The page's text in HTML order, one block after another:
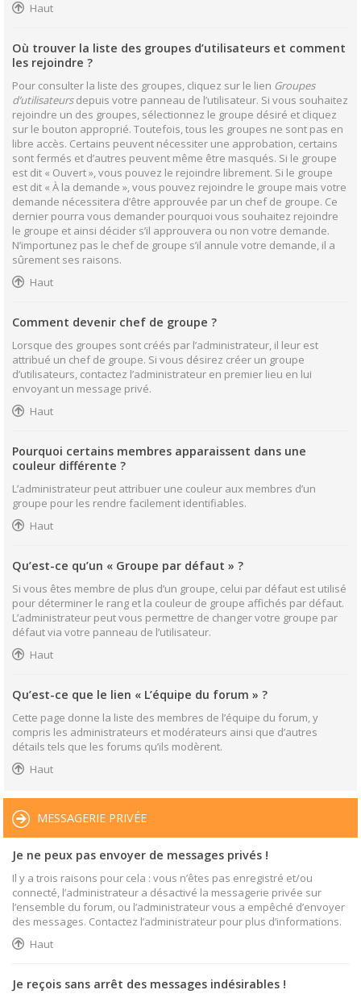
Haut
Où trouver la liste des groupes d’utilisateurs et comment
les rejoindre ?
Pour consulter la liste des groupes, cliquez sur le lien Groupes
d’utilisateursdepuis votre panneau de l’utilisateur. Si vous souhaitez
rejoindre un des groupes, sélectionnez le groupe désiré et cliquez
sur le bouton approprié. Toutefois, tous les groupes ne sont pas en
libre accès. Certains peuvent nécessiter une approbation, certains
sont fermés et d’autres peuvent même être masqués. Si le groupe
est dit « Ouvert », vous pouvez le rejoindre librement. Si le groupe
est dit « À la demande », vous pouvez rejoindre le groupe mais votre
demande nécessitera d’être approuvée par un chef de groupe. Ce
dernier pourra vous demander pourquoi vous souhaitez rejoindre
le groupe et ainsi décider s’il approuvera ou non votre demande.
N’importunez pas le chef de groupe s’il annule votre demande, il a
sûrement ses raisons.
Haut
Comment devenir chef de groupe ?
Lorsque des groupes sont créés par l’administrateur, il leur est
attribué un chef de groupe. Si vous désirez créer un groupe
d’utilisateurs, contactez l’administrateur en premier lieu en lui
envoyant un message privé.
Haut
Pourquoi certains membres apparaissent dans une
couleur différente ?
L’administrateur peut attribuer une couleur aux membres d’un
groupe pour les rendre facilement identifiables.
Haut
Qu’est-ce qu’un « Groupe par défaut » ?
Si vous êtes membre de plus d’un groupe, celui par défaut est utilisé
pour déterminer le rang et la couleur de groupe affichés par défaut.
L’administrateur peut vous permettre de changer votre groupe par
défaut via votre panneau de l’utilisateur.
Haut
Qu’est-ce que le lien « L’équipe du forum » ?
Cette page donne la liste des membres de l’équipe du forum, y
compris les administrateurs et modérateurs ainsi que d’autres
détails tels que les forums qu’ils modèrent.
Haut
MESSAGERIE PRIVÉE
Je ne peux pas envoyer de messages privés !
Il y a trois raisons pour cela : vous n’êtes pas enregistré et/ou
connecté, l’administrateur a désactivé la messagerie privée sur
l’ensemble du forum, ou l’administrateur vous a empêché d’envoyer
des messages. Contactez l’administrateur pour plus d’informations.
Haut
Je reçois sans arrêt des messages indésirables !